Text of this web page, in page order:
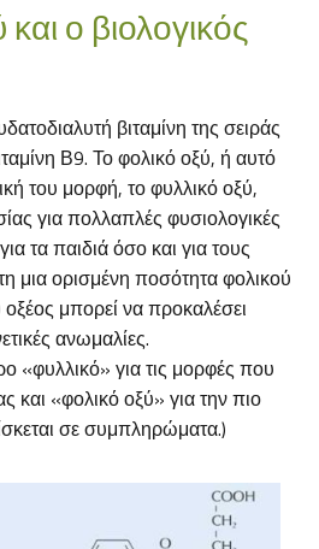
ο βιολογικός
βιταμίνη της σειράς
Β9. Το φολικό οξύ, ή αυτό
του μορφή, το φυλλικό οξύ,
για πολλαπλές φυσιολογικές
τα παιδιά όσο και για τους
μια ορισμένη ποσότητα φολικού
μπορεί να προκαλέσει
ανωμαλίες.
«φυλλικό» για τις μορφές που
και «φολικό οξύ» για την πιο
σε συμπληρώματα.)